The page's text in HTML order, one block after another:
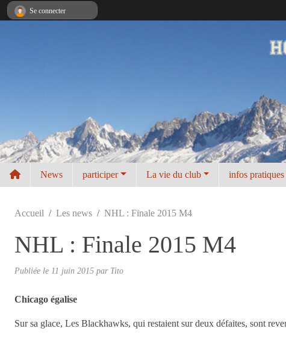
News participer La vie du club infos pratiques
Accueil Les news NHL : Finale 2015 M4
NHL : Finale 2015 M4
Publiée le 11 juin 2015 par Tito
Chicago égalise
Sur sa glace, Les Blackhawks, qui restaient sur deux défaites, sont
Se connecter
Panneau de gestion des cookies